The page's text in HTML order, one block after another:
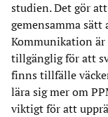
studien. Det gör
gemensamma
Kommunikation
tillgänglig för att
finns tillfälle
lära sig mer om
viktigt för att